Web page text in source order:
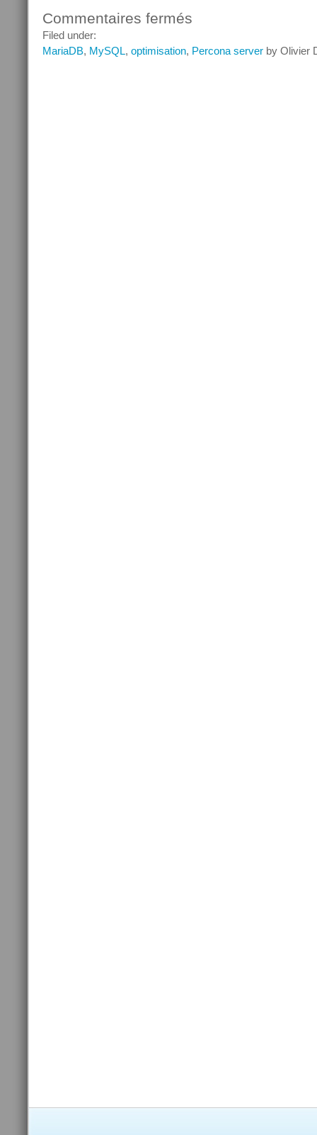
Commentaires fermés
une
Filed under:
MariaDB, MySQL, optimisation, Percona server by Olivier